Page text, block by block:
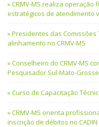
CRMV-MS realiza
estratégicos de atendimento
Presidentes das
alinhamento no CRMV-MS
Conselheiro do CRMV-MS
Pesquisador Sul-Mato-
Curso de Capacitação
CRMV-MS orienta
inscrição de débitos no CADIN